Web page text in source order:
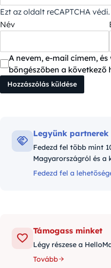
Ezt az oldalt reCAPTCHA védi.
Név
A nevem, e-mail címem,
böngészőben a következő
Legyünk partnerek
Fedezd fel több mint
Magyarországról és a
Fedezd fel a
Támogass minket
Légy részese a
Tovább